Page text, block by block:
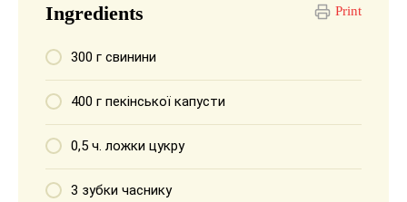
Print
Ingredients
300 г свинини
400 г пекінської капусти
0,5 ч. ложки цукру
3 зубки часнику